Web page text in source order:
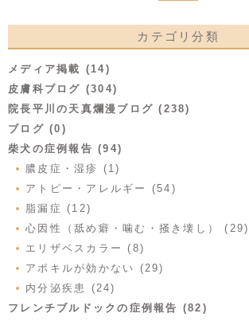
カテゴリ分類
メディア掲載 (14)
皮膚科ブログ (304)
院長平川の天真爛漫ブログ (238)
ブログ (0)
柴犬の症例報告 (94)
膿皮症・湿疹 (1)
アトピー・アレルギー (54)
脂漏症 (12)
心因性（舐め癖・噛む・掻き壊し） (29)
エリザベスカラー (8)
アポキルが効かない (29)
内分泌疾患 (24)
フレンチブルドックの症例報告 (82)